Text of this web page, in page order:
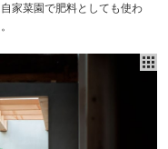
家菜園で肥料としても使わ